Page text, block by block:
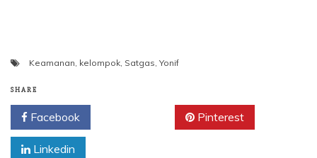
Keamanan, kelompok, Satgas, Yonif
SHARE
Facebook Pinterest
Linkedin